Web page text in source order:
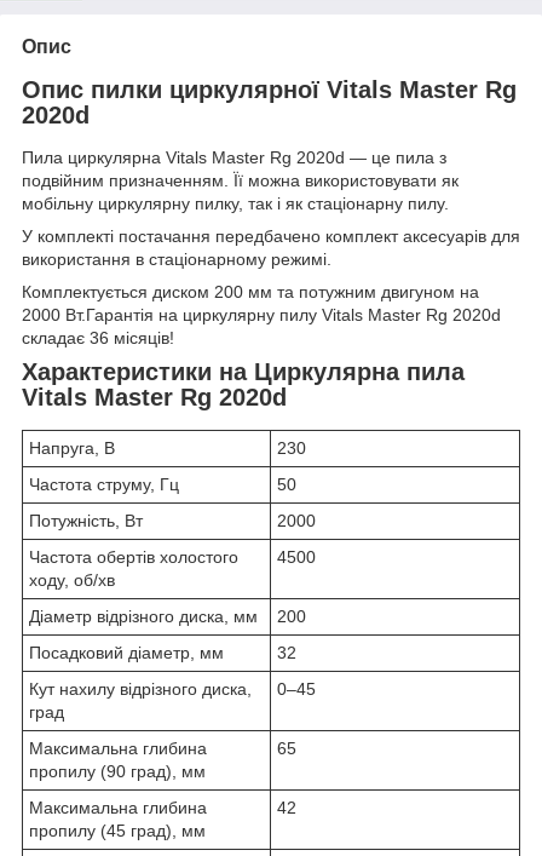
Опис
Опис пилки циркулярної Vitals Master Rg
2020d
Пила циркулярна Vitals Master Rg 2020d — це пила з
подвійним призначенням. Її можна використовувати як
мобільну циркулярну пилку, так і як стаціонарну пилу.
У комплекті постачання передбачено комплект аксесуарів для
використання в стаціонарному режимі.
Комплектується диском 200 мм та потужним двигуном на
2000 Вт.Гарантія на циркулярну пилу Vitals Master Rg 2020d
складає 36 місяців!
Характеристики на Циркулярна пила
Vitals Master Rg 2020d
Напруга, В
230
Частота струму, Гц
50
Потужність, Вт
2000
Частота обертів холостого
ходу, об/хв
4500
Діаметр відрізного диска, мм
200
Посадковий діаметр, мм
32
Кут нахилу відрізного диска,
град
0–45
Максимальна глибина
пропилу (90 град), мм
65
Максимальна глибина
пропилу (45 град), мм
42